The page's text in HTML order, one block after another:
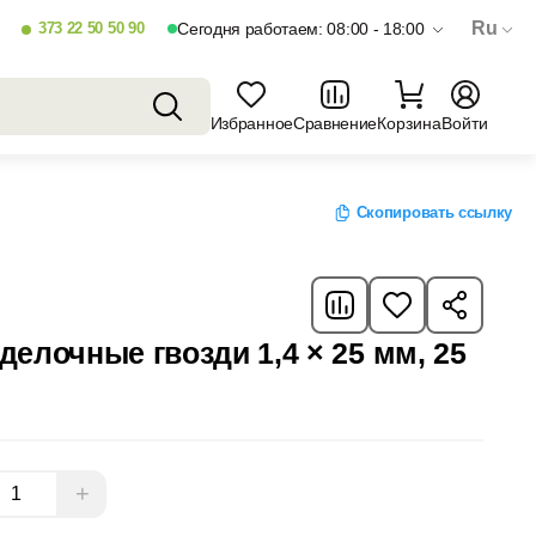
373 22 50 50 90 Сегодня работаем: 08:00 - 18:00 Ru
ИзбранноеСравнениеКорзинаВойти
Скопировать ссылку
гвозди 1,4 × 25 мм, 25
+